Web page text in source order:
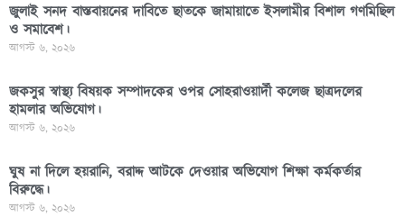
জুলাই সনদ বাস্তবায়নের দাবিতে ছাতকে জামায়াতে ইসলামীর বিশাল গণমিছিল
ও সমাবেশ।
আগস্ট ৬, ২০২৬
জকসুর স্বাস্থ্য বিষয়ক সম্পাদকের ওপর সোহরাওয়ার্দী কলেজ ছাত্রদলের
হামলার অভিযোগ।
আগস্ট ৬, ২০২৬
ঘুষ না দিলে হয়রানি, বরাদ্দ আটকে দেওয়ার অভিযোগ শিক্ষা কর্মকর্তার
বিরুদ্ধে।
আগস্ট ৬, ২০২৬